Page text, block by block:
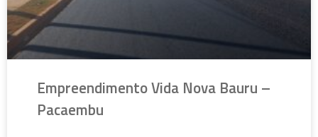
Empreendimento Vida Nova Bauru –
Pacaembu